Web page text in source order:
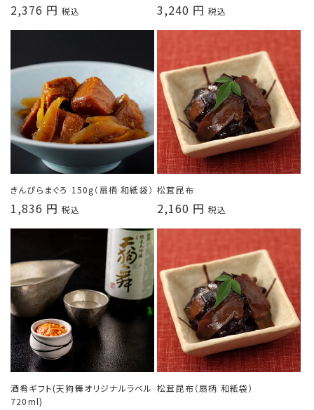
通
常
2,376 円 税込
通
常
格
3,240 円 税込
きんぴらまぐろ 150g（扇柄 和紙袋）
通
常
格
1,836 円 税込
松茸昆布
通
常
格
2,160 円 税込
酒肴ギフト(天狗舞オリジナルラベル
720ml)
松茸昆布（扇柄 和紙袋）